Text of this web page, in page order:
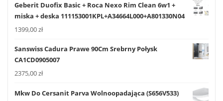
Geberit Duofix Basic + Roca Nexo Rim Clean 6w1 +
miska + deska 111153001KPL+A34664L000+A801330N04
1399,00zł
Sanswiss Cadura Prawe 90Cm Srebrny Połysk
CA1CD0905007
2375,00zł
Mkw Do Cersanit Parva Wolnoopadająca (S656V533)